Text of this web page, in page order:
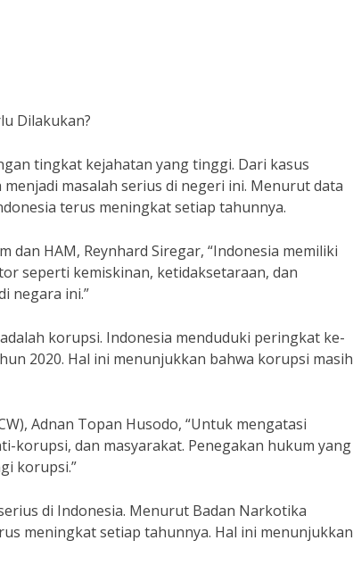
Dilakukan?
tingkat kejahatan yang tinggi. Dari kasus
masalah serius di negeri ini. Menurut data
terus meningkat setiap tahunnya.
HAM, Reynhard Siregar, “Indonesia memiliki
seperti kemiskinan, ketidaksetaraan, dan
negara ini.”
korupsi. Indonesia menduduki peringkat ke-
2020. Hal ini menunjukkan bahwa korupsi masih
Adnan Topan Husodo, “Untuk mengatasi
korupsi, dan masyarakat. Penegakan hukum yang
korupsi.”
di Indonesia. Menurut Badan Narkotika
meningkat setiap tahunnya. Hal ini menunjukkan